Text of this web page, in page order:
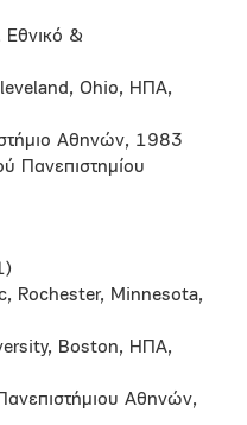
Εθνικό &
Ohio, ΗΠΑ,
Αθηνών, 1983
Πανεπιστημίου
Rochester, Minnesota,
Boston, ΗΠΑ,
Αθηνών,